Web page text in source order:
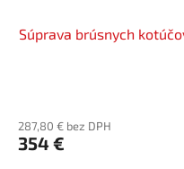
Súprava brúsnych
287,80 € bez DPH
354 €